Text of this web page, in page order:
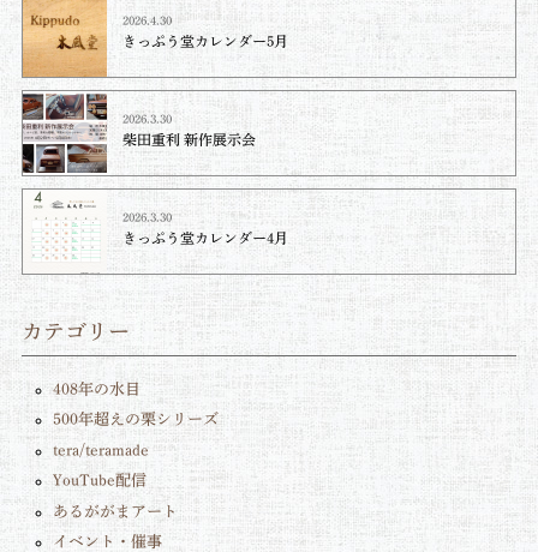
2026.4.30
きっぷう堂カレンダー5月
2026.3.30
柴田重利 新作展示会
2026.3.30
きっぷう堂カレンダー4月
カテゴリー
408年の水目
500年超えの栗シリーズ
tera/teramade
YouTube配信
あるががまアート
イベント・催事